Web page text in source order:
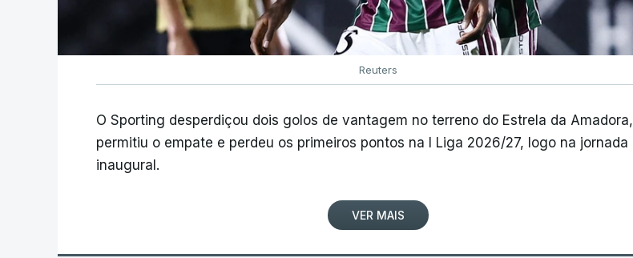
Reuters
O Sporting desperdiçou dois golos de vantagem no terreno do Estrela da Amadora,
permitiu o empate e perdeu os primeiros pontos na I Liga 2026/27, logo na jornada
inaugural.
VER MAIS